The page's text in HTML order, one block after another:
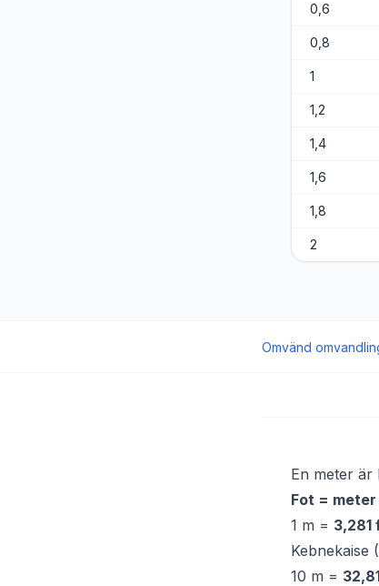
0,6
0,8
1
1,2
1,4
1,6
1,8
2
Omvänd
En meter är
Fot =
1 m = 3,281
Kebnekaise
10 m =